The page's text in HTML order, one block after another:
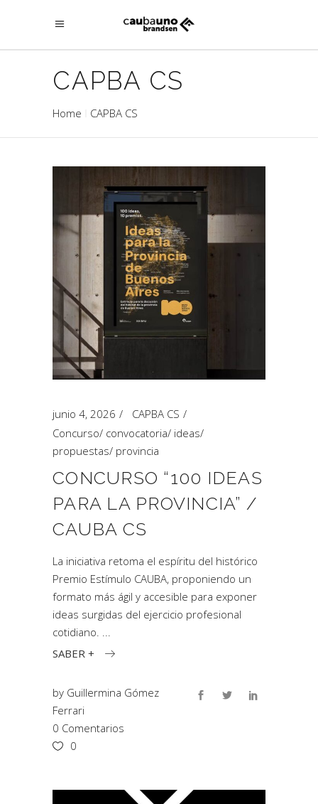
CAPBA CS
Home CAPBA CS
junio 4, 2026
CAPBA CS
Concurso/ convocatoria/ ideas/
propuestas/ provincia
CONCURSO “100 IDEAS
PARA LA PROVINCIA” /
CAUBA CS
La iniciativa retoma el espíritu del histórico
Premio Estímulo CAUBA, proponiendo un
formato más ágil y accesible para exponer
ideas surgidas del ejercicio profesional
cotidiano.
SABER +
by Guillermina Gómez
Ferrari
0 Comentarios
0